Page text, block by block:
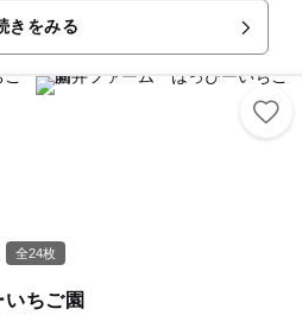
きをみる
全24枚
ちご園